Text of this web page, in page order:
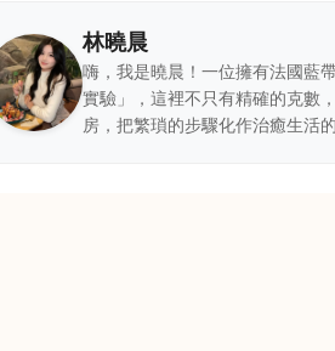
林曉晨
嗨，我是曉晨！一位擁有法國藍
實驗」，這裡不只有精確的克數
房，把繁瑣的步驟化作治癒生活